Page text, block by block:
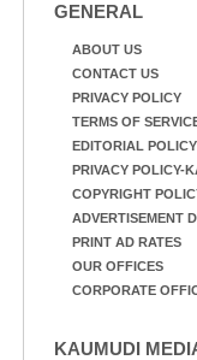
GENERAL
ABOUT US
CONTACT US
PRIVACY POLICY
TERMS OF
EDITORIAL POLICY
PRIVACY POLICY-
COPYRIGHT
ADVERTISEMENT
PRINT AD RATES
OUR OFFICES
CORPORATE
KAUMUDI